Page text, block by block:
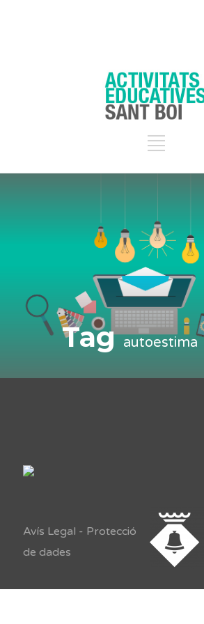
Tagautoestima
Avís Legal - Protecció
de dades